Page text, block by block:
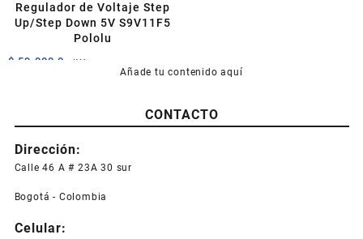
Regulador de Voltaje Step
Up/Step Down 5V S9V11F5
Pololu
$ 59.000,0 +IVA
Añade tu contenido aquí
CONTACTO
Dirección:
Calle 46 A # 23A 30 sur
Bogotá - Colombia
Celular: